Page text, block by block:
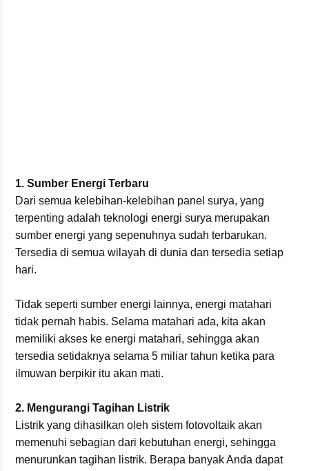
1. Sumber Energi Terbaru
Dari semua kelebihan-kelebihan panel surya, yang
terpenting adalah teknologi energi surya merupakan
sumber energi yang sepenuhnya sudah terbarukan.
Tersedia di semua wilayah di dunia dan tersedia setiap
hari.
Tidak seperti sumber energi lainnya, energi matahari
tidak pernah habis. Selama matahari ada, kita akan
memiliki akses ke energi matahari, sehingga akan
tersedia setidaknya selama 5 miliar tahun ketika para
ilmuwan berpikir itu akan mati.
2. Mengurangi Tagihan Listrik
Listrik yang dihasilkan oleh sistem fotovoltaik akan
memenuhi sebagian dari kebutuhan energi, sehingga
menurunkan tagihan listrik. Berapa banyak Anda dapat